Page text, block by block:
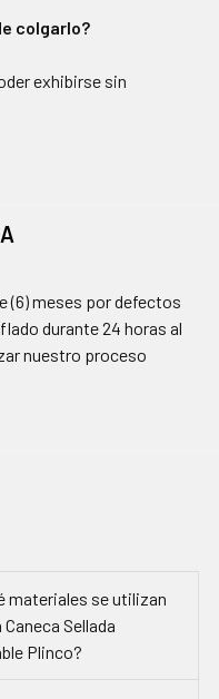
colgarlo?
exhibirse sin
(6) meses por defectos
durante 24 horas al
nuestro proceso
materiales se utilizan
Caneca Sellada
Plinco?